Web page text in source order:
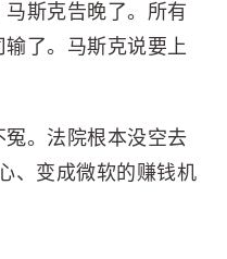
斯克告晚了。所有
了。马斯克说要上
。法院根本没空去
、变成微软的赚钱机